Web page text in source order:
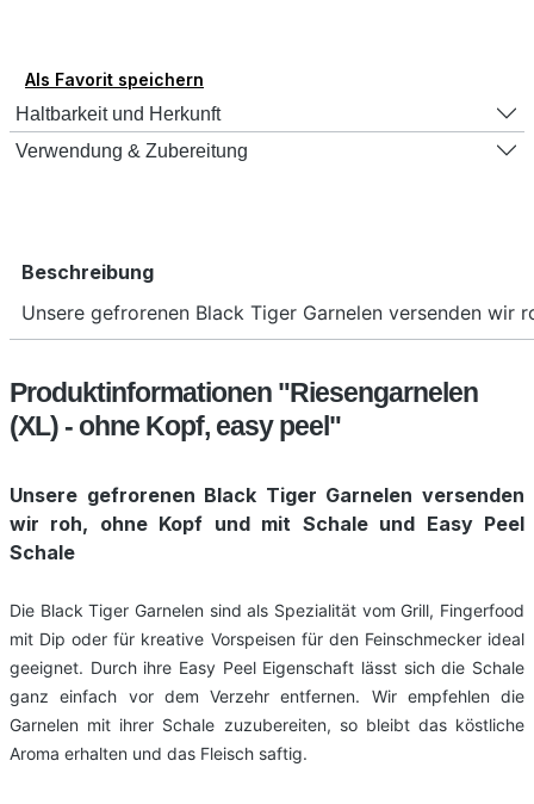
Als Favorit speichern
Haltbarkeit und Herkunft
Verwendung & Zubereitung
Beschreibung
Unsere gefrorenen Black Tiger Garnelen versenden wir
Produktinformationen "Riesengarnelen
(XL) - ohne Kopf, easy peel"
Unsere gefrorenen Black Tiger Garnelen versenden
wir roh, ohne Kopf und mit Schale und Easy Peel
Schale
Die Black Tiger Garnelen sind als Spezialität vom Grill, Fingerfood
mit Dip oder für kreative Vorspeisen für den Feinschmecker ideal
geeignet. Durch ihre Easy Peel Eigenschaft lässt sich die Schale
ganz einfach vor dem Verzehr entfernen. Wir empfehlen die
Garnelen mit ihrer Schale zuzubereiten, so bleibt das köstliche
Aroma erhalten und das Fleisch saftig.